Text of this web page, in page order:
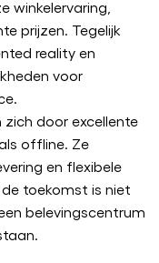
winkelervaring,
prijzen. Tegelijk
reality en
voor
zich door excellente
offline. Ze
en flexibele
toekomst is niet
belevingscentrum